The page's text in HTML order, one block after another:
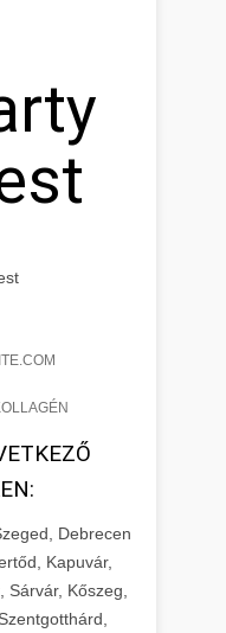
Debrecen
Kapuvár,
Kőszeg,